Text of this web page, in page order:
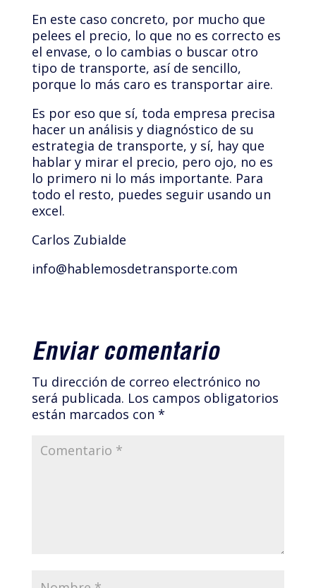
En este caso concreto, por mucho que
pelees el precio, lo que no es correcto es
el envase, o lo cambias o buscar otro
tipo de transporte, así de sencillo,
porque lo más caro es transportar aire.
Es por eso que sí, toda empresa precisa
hacer un análisis y diagnóstico de su
estrategia de transporte, y sí, hay que
hablar y mirar el precio, pero ojo, no es
lo primero ni lo más importante. Para
todo el resto, puedes seguir usando un
excel.
Carlos Zubialde
info@hablemosdetransporte.com
Enviar comentario
Tu dirección de correo electrónico no
será publicada. Los campos obligatorios
están marcados con *